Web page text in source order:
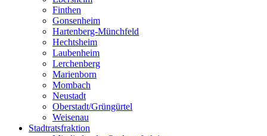
Finthen
Gonsenheim
Hartenberg-Münchfeld
Hechtsheim
Laubenheim
Lerchenberg
Marienborn
Mombach
Neustadt
Oberstadt/Grüngürtel
Weisenau
Stadtratsfraktion